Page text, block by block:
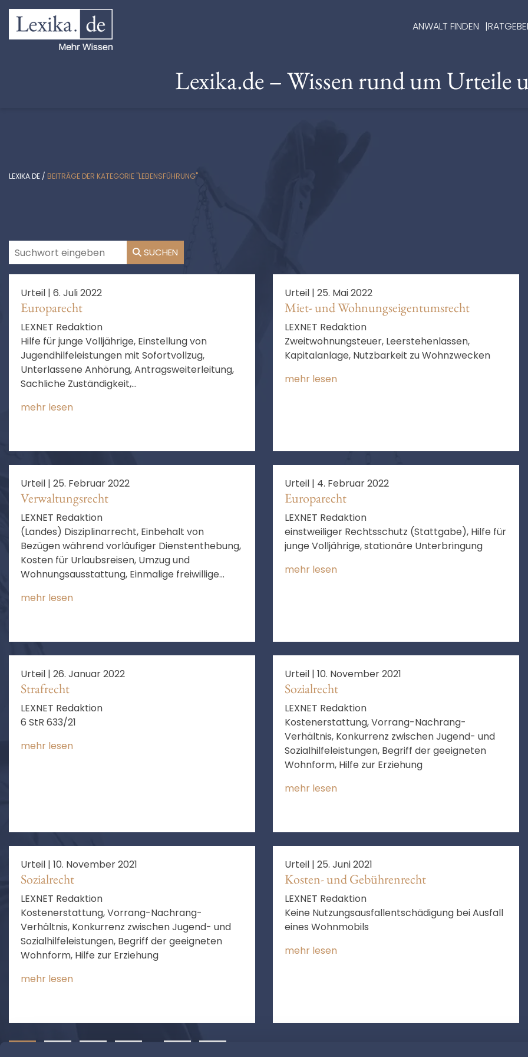
ANWALT FINDEN
Lexika.de – Wissen rund um Urteile
LEXIKA.DE / BEITRÄGE DER KATEGORIE "LEBENSFÜHRUNG"
SUCHEN
Urteil | 6. Juli 2022
Europarecht
LEXNET Redaktion
Hilfe für junge Volljährige, Einstellung von
Jugendhilfeleistungen mit Sofortvollzug,
Unterlassene Anhörung, Antragsweiterleitung,
Sachliche Zuständigkeit,
mehr lesen
Urteil | 25. Mai 2022
Miet- und Wohnungseigentumsrecht
LEXNET Redaktion
Zweitwohnungsteuer, Leerstehenlassen,
Kapitalanlage, Nutzbarkeit zu Wohnzwecken
mehr lesen
Urteil | 25. Februar 2022
Verwaltungsrecht
LEXNET Redaktion
(Landes) Disziplinarrecht, Einbehalt von
Bezügen während vorläufiger Dienstenthebung,
Kosten für Urlaubsreisen, Umzug und
Wohnungsausstattung, Einmalige freiwillige
mehr lesen
Urteil | 4. Februar 2022
Europarecht
LEXNET Redaktion
einstweiliger Rechtsschutz (Stattgabe), Hilfe für
junge Volljährige, stationäre Unterbringung
mehr lesen
Urteil | 26. Januar 2022
Strafrecht
LEXNET Redaktion
6 StR 633/21
mehr lesen
Urteil | 10. November 2021
Sozialrecht
LEXNET Redaktion
Kostenerstattung, Vorrang-Nachrang-
Verhältnis, Konkurrenz zwischen Jugend- und
Sozialhilfeleistungen, Begriff der geeigneten
Wohnform, Hilfe zur Erziehung
mehr lesen
Urteil | 10. November 2021
Sozialrecht
LEXNET Redaktion
Kostenerstattung, Vorrang-Nachrang-
Verhältnis, Konkurrenz zwischen Jugend- und
Sozialhilfeleistungen, Begriff der geeigneten
Wohnform, Hilfe zur Erziehung
mehr lesen
Urteil | 25. Juni 2021
Kosten- und Gebührenrecht
LEXNET Redaktion
Keine Nutzungsausfallentschädigung bei Ausfall
eines Wohnmobils
mehr lesen